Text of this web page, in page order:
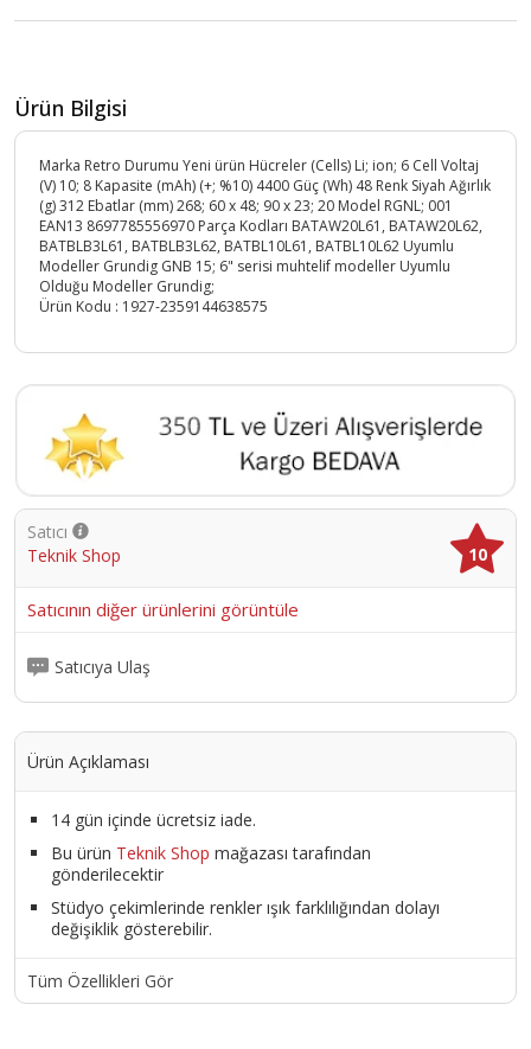
Ürün Bilgisi
Marka Retro Durumu Yeni ürün Hücreler (Cells) Li; ion; 6 Cell Voltaj
(V) 10; 8 Kapasite (mAh) (+; %10) 4400 Güç (Wh) 48 Renk Siyah Ağırlık
(g) 312 Ebatlar (mm) 268; 60 x 48; 90 x 23; 20 Model RGNL; 001
EAN13 8697785556970 Parça Kodları BATAW20L61, BATAW20L62,
BATBLB3L61, BATBLB3L62, BATBL10L61, BATBL10L62 Uyumlu
Modeller Grundig GNB 15; 6" serisi muhtelif modeller Uyumlu
Olduğu Modeller Grundig;
Ürün Kodu : 1927-2359144638575
Satıcı
Teknik Shop
10
Satıcının diğer ürünlerini görüntüle
Satıcıya Ulaş
Ürün Açıklaması
14 gün içinde ücretsiz iade.
Bu ürün Teknik Shop mağazası tarafından
gönderilecektir
Stüdyo çekimlerinde renkler ışık farklılığından dolayı
değişiklik gösterebilir.
Tüm Özellikleri Gör